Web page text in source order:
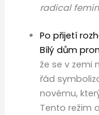
radical
Po přijetí
Bílý dům
že se v zemi
řád
novému,
Tento režim